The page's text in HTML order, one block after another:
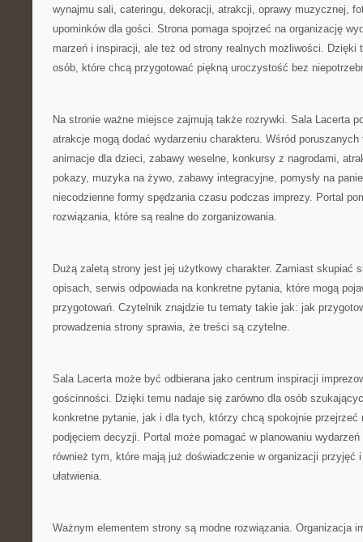
wynajmu sali, cateringu, dekoracji, atrakcji, oprawy muzycznej,
upominków dla gości. Strona pomaga spojrzeć na organizację
marzeń i inspiracji, ale też od strony realnych możliwości. Dzięki
osób, które chcą przygotować piękną uroczystość bez
Na stronie ważne miejsce zajmują także rozrywki. Sala Lacerta
atrakcje mogą dodać wydarzeniu charakteru. Wśród
animacje dla dzieci, zabawy weselne, konkursy z nagrodami,
pokazy, muzyka na żywo, zabawy integracyjne, pomysły na
niecodzienne formy spędzania czasu podczas imprezy. Portal
rozwiązania, które są realne do zorganizowania.
Dużą zaletą strony jest jej użytkowy charakter. Zamiast skupiać
opisach, serwis odpowiada na konkretne pytania, które mogą
przygotowań. Czytelnik znajdzie tu tematy takie jak: jak
prowadzenia strony sprawia, że treści są czytelne.
Sala Lacerta może być odbierana jako centrum inspiracji
gościnności. Dzięki temu nadaje się zarówno dla osób
konkretne pytanie, jak i dla tych, którzy chcą spokojnie przejrzeć
podjęciem decyzji. Portal może pomagać w planowaniu
również tym, które mają już doświadczenie w organizacji przyjęć
ułatwienia.
Ważnym elementem strony są modne rozwiązania. Organizacja